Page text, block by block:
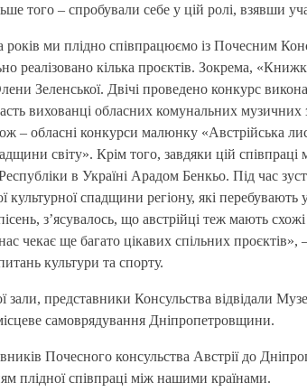
того – спробували себе у цій ролі, взявши
років ми плідно співпрацюємо із Почесним
реалізовано кілька проєктів. Зокрема,
Зеленської. Двічі проведено конкурс
вихованці обласних комунальних музичних
– обласні конкурси малюнку «Австрійська
світу». Крім того, завдяки цій
в Україні Арадом Бенкьо. Під час
культурної спадщини регіону, які
з’ясувалось, що австрійці теж мають
чекає ще багато цікавих спільних проєктів»,
культури та спорту.
зали, представники Консульства відвідали
самоврядування Дніпропетровщини.
Почесного консульства Австрії до
плідної співпраці між нашими країнами.